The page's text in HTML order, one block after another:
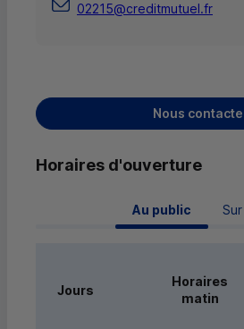
02215@creditmutuel.fr
Nous
Horaires d'ouverture
Au public
Jours
Horaires
matin